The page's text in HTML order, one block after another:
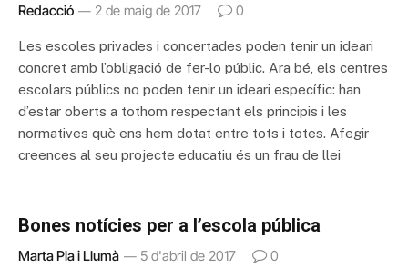
Redacció 2 de maig de 2017 0
Les escoles privades i concertades poden tenir un ideari
concret amb l’obligació de fer-lo públic. Ara bé, els centres
escolars públics no poden tenir un ideari específic: han
d’estar oberts a tothom respectant els principis i les
normatives què ens hem dotat entre tots i totes. Afegir
creences al seu projecte educatiu és un frau de llei
Bones notícies per a l’escola pública
Marta Pla i Llumà 5 d'abril de 2017 0